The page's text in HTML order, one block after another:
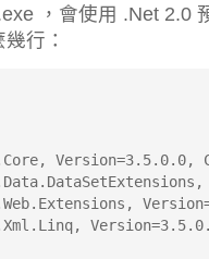
，會使用 .Net 2.0
行：
Version=3.5.0.0,